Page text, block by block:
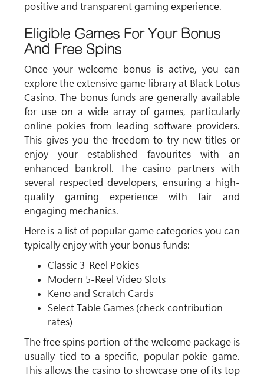
positive and transparent gaming experience.
Eligible Games For Your Bonus
And Free Spins
Once your welcome bonus is active, you can
explore the extensive game library at Black Lotus
Casino. The bonus funds are generally available
for use on a wide array of games, particularly
online pokies from leading software providers.
This gives you the freedom to try new titles or
enjoy your established favourites with an
enhanced bankroll. The casino partners with
several respected developers, ensuring a high-
quality gaming experience with fair and
engaging mechanics.
Here is a list of popular game categories you can
typically enjoy with your bonus funds:
Classic 3-Reel Pokies
Modern 5-Reel Video Slots
Keno and Scratch Cards
Select Table Games (check contribution
rates)
The free spins portion of the welcome package is
usually tied to a specific, popular pokie game.
This allows the casino to showcase one of its top